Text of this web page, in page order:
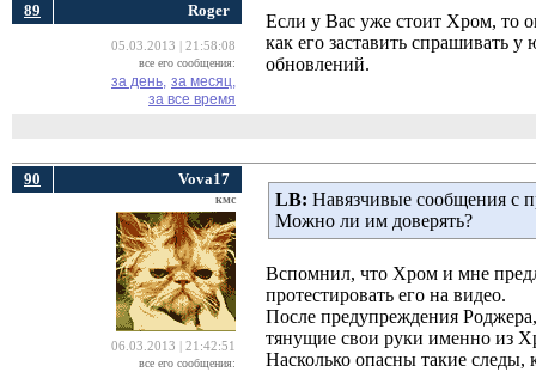
89 Roger
05.03.2013 | 21:58:08
все его сообщения:
за день, за месяц,
за все время
Если у Вас уже стоит Хром, то
как его заставить спрашивать
обновлений.
90 Vova17
кмс
06.03.2013 | 21:42:51
все его сообщения:
LB: Навязчивые сообщения с
Можно ли им доверять?
Вспомнил, что Хром и мне
протестировать его на видео.
После предупреждения
тянущие свои руки именно из
Насколько опасны такие следы,